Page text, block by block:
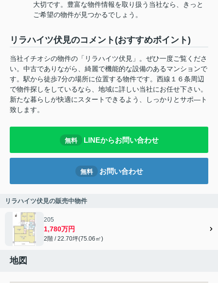
大切です。豊富な物件情報を取り扱う当社なら、きっと
ご希望の物件が見つかるでしょう。
リラハイツ伏見のコメント(おすすめポイント)
当社イチオシの物件の「リラハイツ伏見」。ぜひ一度ご覧くださ
い。中古でありながら、綺麗で機能的な設備のあるマンションで
す。駅から徒歩7分の場所に位置する物件です。西線１６条周辺
で物件探しをしているなら、地域に詳しい当社にお任せ下さい。
新たな暮らしが快適にスタートできるよう、しっかりとサポ―ト
致します。
無料 LINEからお問い合わせ
無料 お問い合わせ
リラハイツ伏見の販売中物件
205
1,780万円
2階 / 22.70坪(75.06㎡)
地図